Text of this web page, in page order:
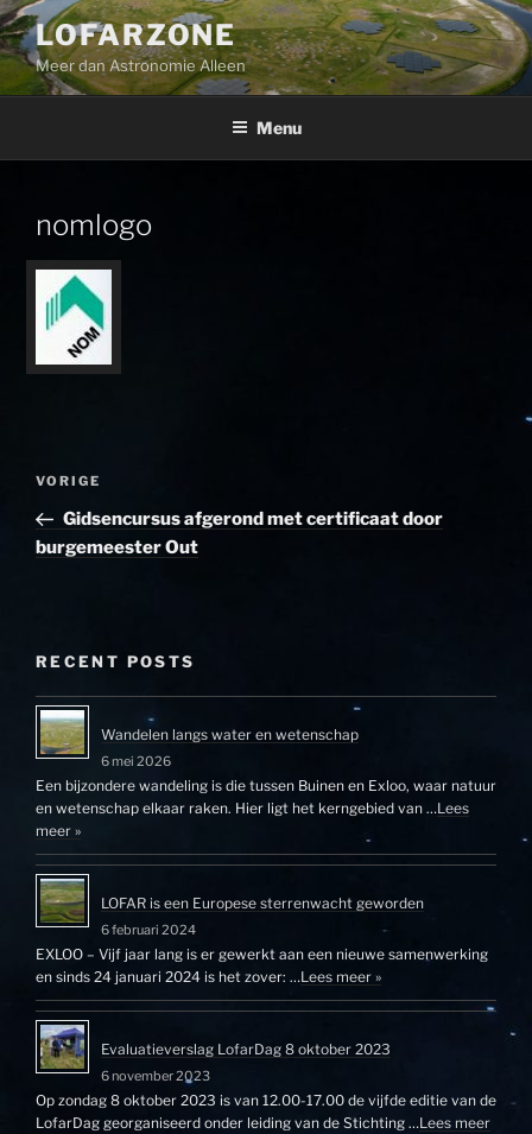
Ga
naar
de
inhoud
LOFARZONE
Meer dan Astronomie Alleen
Menu
nomlogo
Bericht
Vorig
bericht
VORIGE
Gidsencursus afgerond met certificaat door
burgemeester Out
RECENT POSTS
Wandelen langs water en wetenschap
6 mei 2026
Een bijzondere wandeling is die tussen Buinen en Exloo, waar natuur
en wetenschap elkaar raken. Hier ligt het kerngebied van …Lees
meer »
LOFAR is een Europese sterrenwacht geworden
6 februari 2024
EXLOO – Vijf jaar lang is er gewerkt aan een nieuwe samenwerking
en sinds 24 januari 2024 is het zover: …Lees meer »
Evaluatieverslag LofarDag 8 oktober 2023
6 november 2023
Op zondag 8 oktober 2023 is van 12.00-17.00 de vijfde editie van de
LofarDag georganiseerd onder leiding van de Stichting …Lees meer